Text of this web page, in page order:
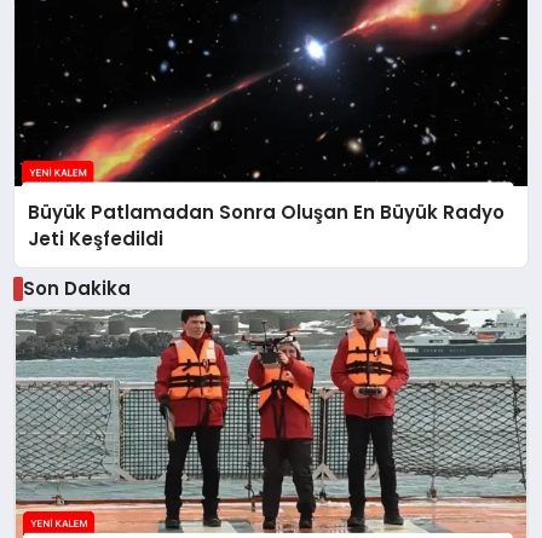
Büyük Patlamadan Sonra Oluşan En Büyük Radyo
Jeti Keşfedildi
Son Dakika